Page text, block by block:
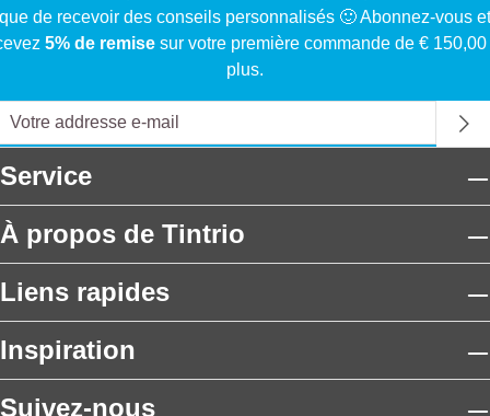
que de recevoir des conseils personnalisés 🙂 Abonnez-vous et
5% de remise sur votre première commande de € 150,00
plus.
Service
À propos de Tintrio
Liens rapides
Inspiration
Suivez-nous